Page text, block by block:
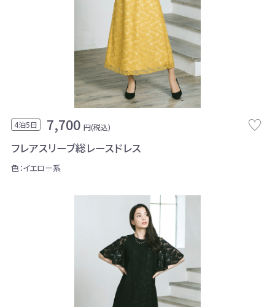
4泊5日 7,700 円(税込)
フレアスリーブ総レースドレス
色：イエロー系